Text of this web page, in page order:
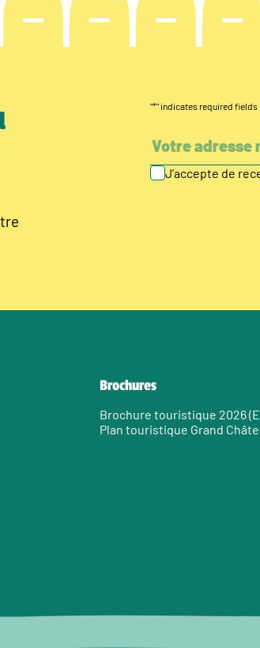
"*" indicates required fields
J’accepte de
Brochures
Brochure touristique 2026
Plan touristique Grand